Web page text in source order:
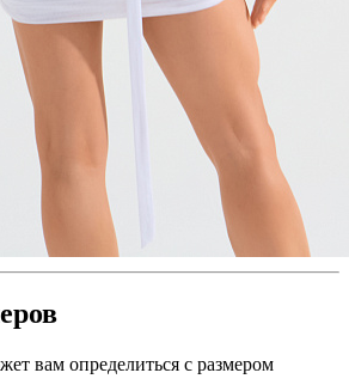
вам определиться с размером